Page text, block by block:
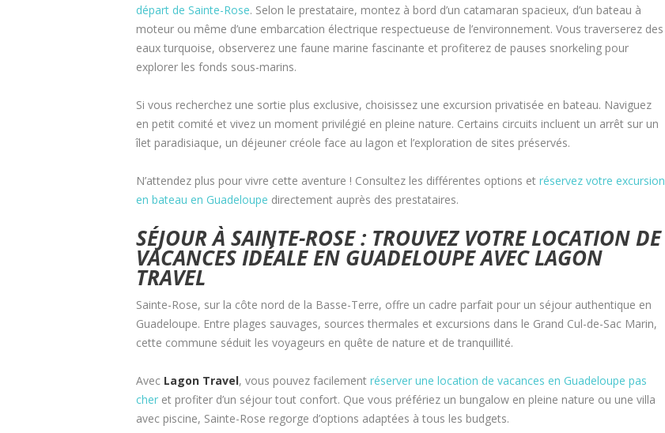
départ de Sainte-Rose. Selon le prestataire, montez à bord d’un catamaran spacieux, d’un bateau à
moteur ou même d’une embarcation électrique respectueuse de l’environnement. Vous traverserez des
eaux turquoise, observerez une faune marine fascinante et profiterez de pauses snorkeling pour
explorer les fonds sous-marins.
Si vous recherchez une sortie plus exclusive, choisissez une excursion privatisée en bateau. Naviguez
en petit comité et vivez un moment privilégié en pleine nature. Certains circuits incluent un arrêt sur un
îlet paradisiaque, un déjeuner créole face au lagon et l’exploration de sites préservés.
N’attendez plus pour vivre cette aventure ! Consultez les différentes options et réservez votre excursion
en bateau en Guadeloupe directement auprès des prestataires.
SÉJOUR À SAINTE-ROSE : TROUVEZ VOTRE LOCATION DE
VACANCES IDÉALE EN GUADELOUPE AVEC LAGON
TRAVEL
Sainte-Rose, sur la côte nord de la Basse-Terre, offre un cadre parfait pour un séjour authentique en
Guadeloupe. Entre plages sauvages, sources thermales et excursions dans le Grand Cul-de-Sac Marin,
cette commune séduit les voyageurs en quête de nature et de tranquillité.
Avec Lagon Travel, vous pouvez facilement réserver une location de vacances en Guadeloupe pas
cher et profiter d’un séjour tout confort. Que vous préfériez un bungalow en pleine nature ou une villa
avec piscine, Sainte-Rose regorge d’options adaptées à tous les budgets.